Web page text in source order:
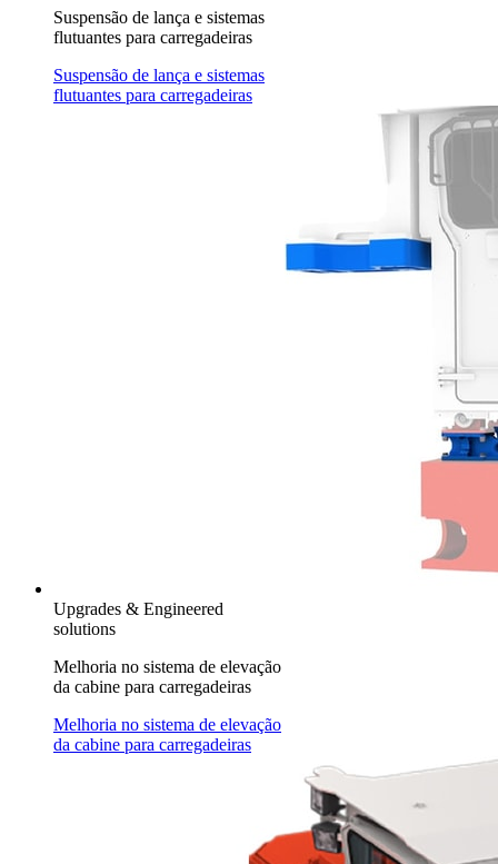
Suspensão de lança e sistemas
flutuantes para carregadeiras
Suspensão de lança e sistemas
flutuantes para carregadeiras
Upgrades & Engineered
solutions
Melhoria no sistema de elevação
da cabine para carregadeiras
Melhoria no sistema de elevação
da cabine para carregadeiras